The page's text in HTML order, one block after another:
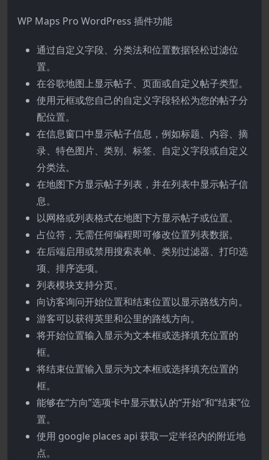
WP Maps Pro WordPress 插件功能
通过自定义字段、分类法和位置数据轻松过滤位
置。
在谷歌地图上显示帖子、页面或自定义帖子类型。
使用元框或您自己的自定义字段轻松为您的帖子分
配位置。
在信息窗口中显示帖子信息，例如标题、内容、摘
录、特色图片、类别、标签、自定义字段或自定义
分类法。
在地图下方显示帖子列表，并在列表中显示帖子信
息。
以网格或列表格式在地图下方显示帖子或位置。
占位符，无需任何编程即可修改位置列表数据。
在后端启用或禁用搜索表单、类别过滤器、打印选
项、排序选项。
列表模块支持分页。
向访客询问开始位置和结束位置以显示路线方向。
游客可以获得英里和公里的路线方向。
将开始位置输入显示为文本框或选择填充位置的
框。
将结束位置输入显示为文本框或选择填充位置的
框。
能够在“方向”选项卡中显示默认的“开始”和“结束”位
置。
使用 google places api 获取一定半径内的附近地
点。